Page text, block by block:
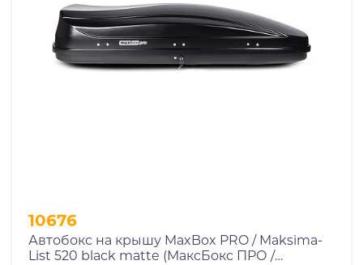
10676
Автобокс на крышу MaxBox PRO / Maksima-
List 520 black matte (МаксБокс ПРО /